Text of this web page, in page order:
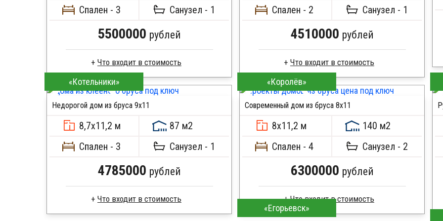
Металлические сваи 108 диаметр
Спален - 3
Санузел - 1
5500000 рублей
Брус естественной влажности
Стропила, балки 50х200 мм
Кровля металлочерепица
Метизы, саморезы, гвозди
Сборка на березовые нагеля, джут
Металлические сваи 108 диаметр
Спален - 2
Санузел - 1
4510000 рублей
Клееный брус
Стропила, балки 50х200 мм
Кровля металлочерепица
Метизы, саморезы, гвозди
Сборка на березовые нагеля, джут
Металлические сваи 108 диаметр
ПОДРОБНЕЕ
«Котельники»
Недорогой дом из бруса 9х11
8,7х11,2 м
87 м2
Спален - 3
Санузел - 1
4785000 рублей
ПОДРОБНЕЕ
«Королёв»
Современный дом из бруса 8x11
8х11,2 м
140 м2
Спален - 4
Санузел - 2
6300000 рублей
Профилированный брус
ПОДРОБНЕЕ
«Егорьевск»